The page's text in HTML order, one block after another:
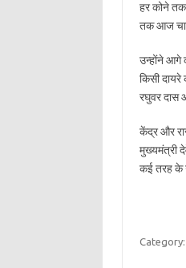
हर कोने
तक आज
उन्होंने आगे
किसी
रघुवर दास
केंद्र और
मुख्यमंत्री
कई तरह के